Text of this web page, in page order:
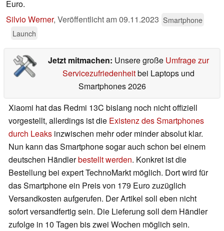
Euro.
Silvio Werner, Veröffentlicht am09.11.2023 Smartphone
Launch
Jetzt mitmachen: Unsere große Umfrage zur
Servicezufriedenheitbei Laptops und
Smartphones 2026
Xiaomi hat das Redmi 13C bislang noch nicht offiziell
vorgestellt, allerdings ist die Existenz des Smartphones
durch Leaks inzwischen mehr oder minder absolut klar.
Nun kann das Smartphone sogar auch schon bei einem
deutschen Händlerbestellt werden. Konkret ist die
Bestellung bei expert TechnoMarkt möglich. Dort wird für
das Smartphone ein Preis von 179 Euro zuzüglich
Versandkosten aufgerufen. Der Artikel soll eben nicht
sofort versandfertig sein. Die Lieferung soll dem Händler
zufolge in 10 Tagen bis zwei Wochen möglich sein.